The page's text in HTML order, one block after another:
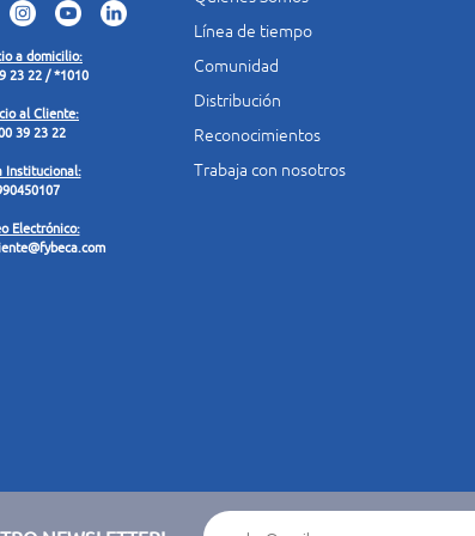
a domicilio:
23 22 / *1010
al Cliente:
39 23 22
Institucional:
Electrónico:
Línea de tiempo
Comunidad
Distribución
Reconocimientos
Trabaja con nosotros